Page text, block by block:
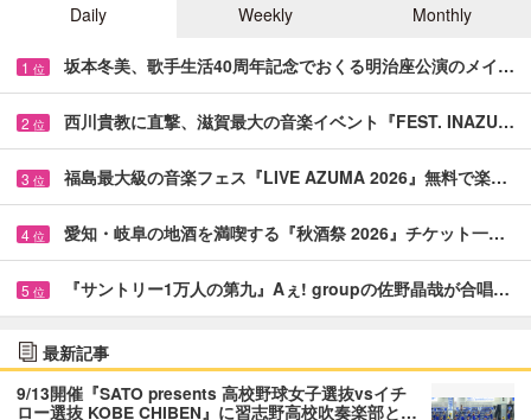
Daily
Weekly Monthly
1 位 坂本冬美、歌手生活40周年記念でおくる明治座公演のメイ…
2 位 西川貴教に直撃、滋賀最大の音楽イベント『FEST. INAZU…
3 位 福島最大級の音楽フェス『LIVE AZUMA 2026』無料で楽…
4 位 愛知・岐阜の地酒を満喫する『秋酒祭 2026』チケット一…
5 位 『サントリー1万人の第九』Aぇ! groupの佐野晶哉が合唱…
最新記事
9/13開催『SATO presents 高校野球女子選抜vsイチ
ロー選抜 KOBE CHIBEN』に習志野高校吹奏楽部と…